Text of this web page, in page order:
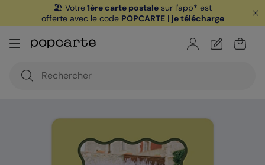
🏖️ Votre1ère carte postale sur l'app* est
offerte avec le code POPCARTE| je télécharge